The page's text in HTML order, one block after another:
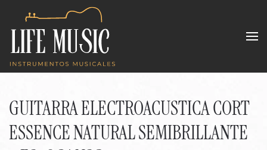
Skip to main content
GUITARRA ELECTROACUSTICA CORT
ESSENCE NATURAL SEMIBRILLANTE